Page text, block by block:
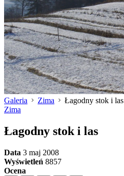
Galeria Zima
Łagodny stok i las
Zima
Łagodny stok i las
Data 3 maj 2008
Wyświetleń 8857
Ocena